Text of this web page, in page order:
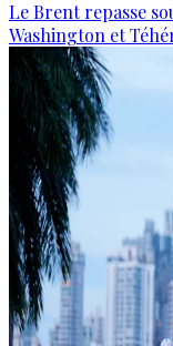
Le Brent repasse
Washington et